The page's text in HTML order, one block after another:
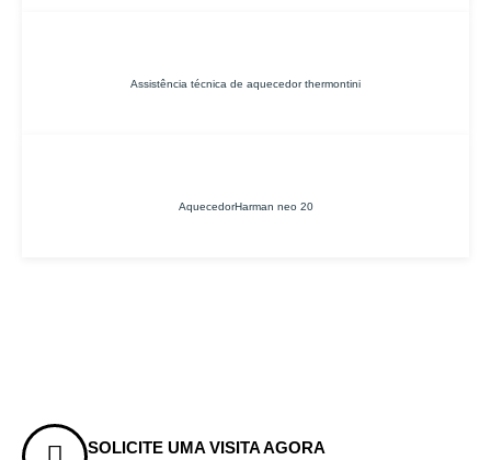
Assistência técnica de aquecedor thermontini
AquecedorHarman neo 20
SOLICITE UMA VISITA AGORA